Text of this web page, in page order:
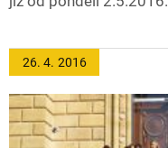
26. 4. 2016